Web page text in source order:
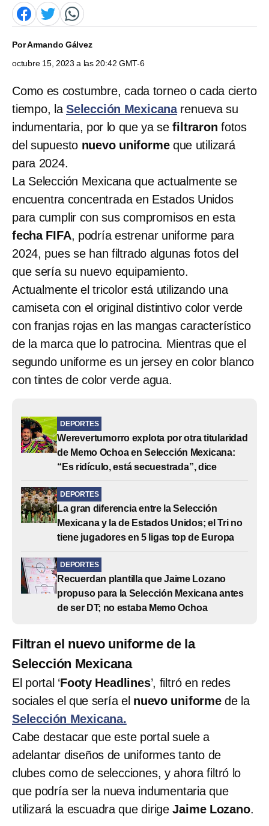
PorArmando Gálvez
octubre 15, 2023 a las 20:42 GMT-6
Como es costumbre, cada torneo o cada cierto
tiempo, laSelección Mexicana renueva su
indumentaria, por lo que ya sefiltraron fotos
del supuesto nuevo uniformeque utilizará
para 2024.
La Selección Mexicana que actualmente se
encuentra concentrada en Estados Unidos
para cumplir con sus compromisos en esta
fecha FIFA, podría estrenar uniforme para
2024, pues se han filtrado algunas fotos del
que sería su nuevo equipamiento.
Actualmente el tricolor está utilizando una
camiseta con el original distintivo color verde
con franjas rojas en las mangas característico
de la marca que lo patrocina. Mientras que el
segundo uniforme es un jersey en color blanco
con tintes de color verde agua.
DEPORTES
Werevertumorro explota por otra titularidad
de Memo Ochoa en Selección Mexicana:
“Es ridículo, está secuestrada”, dice
DEPORTES
La gran diferencia entre la Selección
Mexicana y la de Estados Unidos; el Tri no
tiene jugadores en 5 ligas top de Europa
DEPORTES
Recuerdan plantilla que Jaime Lozano
propuso para la Selección Mexicana antes
de ser DT; no estaba Memo Ochoa
Filtran el nuevo uniforme de la
Selección Mexicana
El portal ‘Footy Headlines’, filtró en redes
sociales el que sería el nuevo uniformede la
Selección Mexicana.
Cabe destacar que este portal suele a
adelantar diseños de uniformes tanto de
clubes como de selecciones, y ahora filtró lo
que podría ser la nueva indumentaria que
utilizará la escuadra que dirigeJaime Lozano.